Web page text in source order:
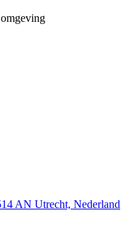
AN Utrecht, Nederland